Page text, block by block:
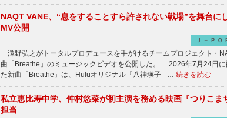
NAQT VANE、“息をすることすら許されない戦場”を舞台に
MV公開
Ｊ－ＰＯ
澤野弘之がトータルプロデュースを手がけるチームプロジェクト・
曲「Breathe」のミュージックビデオを公開した。 2026年7月24日に
た新曲「Breathe」は、Huluオリジナル『八神瑛子 - … 続きを読む
私立恵比寿中学、仲村悠菜が初主演を務める映画『つりこま
担当